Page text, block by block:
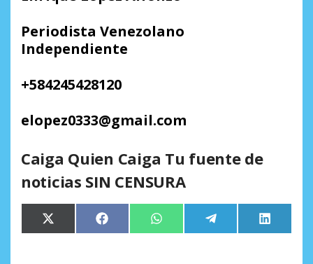
Periodista Venezolano
Independiente
+584245428120
elopez0333@gmail.com
Caiga Quien Caiga Tu fuente de
noticias SIN CENSURA
Compartir
en
X
(Twitter)
Compartir
en
Facebook Compartir
en
WhatsApp Compartir
en
Telegram
en
LinkedIn